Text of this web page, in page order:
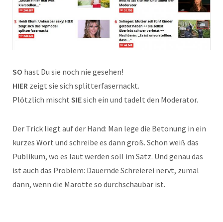
SO hast Du sie noch nie gesehen!
HIER zeigt sie sich splitterfasernackt.
Plötzlich mischt SIEsich ein und tadelt den Moderator.
Der Trick liegt auf der Hand: Man lege die Betonung in ein
kurzes Wort und schreibe es dann groß. Schon weiß das
Publikum, wo es laut werden soll im Satz. Und genau das
ist auch das Problem: Dauernde Schreierei nervt, zumal
dann, wenn die Marotte so durchschaubar ist.